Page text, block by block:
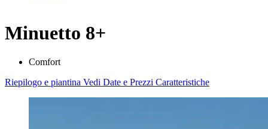
Minuetto 8+
Comfort
Riepilogo e piantina Vedi Date e Prezzi Caratteristiche